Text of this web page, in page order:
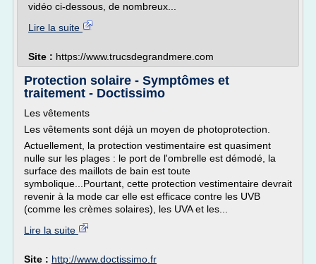
vidéo ci-dessous, de nombreux...
Lire la suite
Site : https://www.trucsdegrandmere.com
Protection solaire - Symptômes et
traitement - Doctissimo
Les vêtements
Les vêtements sont déjà un moyen de photoprotection.
Actuellement, la protection vestimentaire est quasiment
nulle sur les plages : le port de l'ombrelle est démodé, la
surface des maillots de bain est toute
symbolique...Pourtant, cette protection vestimentaire devrait
revenir à la mode car elle est efficace contre les UVB
(comme les crèmes solaires), les UVA et les...
Lire la suite
Site : http://www.doctissimo.fr